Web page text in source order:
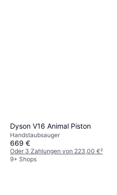
Dyson V16 Animal Piston
Handstaubsauger
669 €
Oder 3 Zahlungen von 223,00 €²
9+ Shops